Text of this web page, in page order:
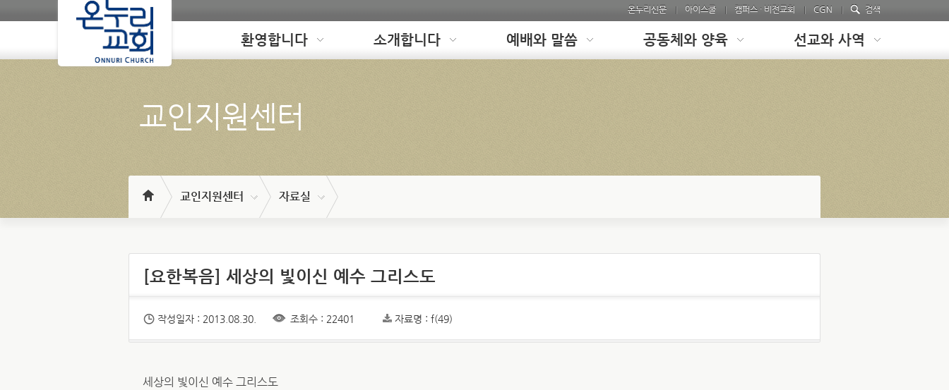
온누리신문 아이스쿨 캠퍼스 · 비전교회 CGN 검색
Loading 환영합니다 소개합니다 예배와 말씀 공동체와 양육 선교와 사역
교인지원센터
교인지원센터 자료실
[요한복음] 세상의 빛이신 예수 그리스도
작성일자 : 2013.08.30. 조회수 : 22401 자료명 : f(49)
세상의 빛이신 예수 그리스도